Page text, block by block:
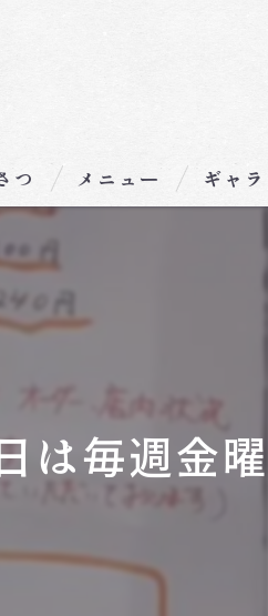
つ メニュー ギャ
は毎週金